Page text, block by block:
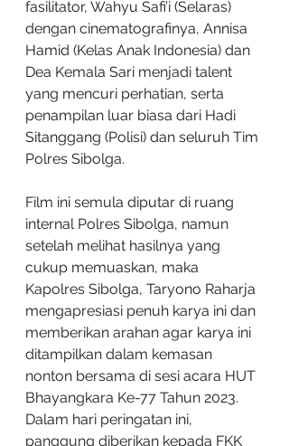
fasilitator, Wahyu Safi’i (Selaras)
dengan cinematografinya, Annisa
Hamid (Kelas Anak Indonesia) dan
Dea Kemala Sari menjadi talent
yang mencuri perhatian, serta
penampilan luar biasa dari Hadi
Sitanggang (Polisi) dan seluruh Tim
Polres Sibolga.
Film ini semula diputar di ruang
internal Polres Sibolga, namun
setelah melihat hasilnya yang
cukup memuaskan, maka
Kapolres Sibolga, Taryono Raharja
mengapresiasi penuh karya ini dan
memberikan arahan agar karya ini
ditampilkan dalam kemasan
nonton bersama di sesi acara HUT
Bhayangkara Ke-77 Tahun 2023.
Dalam hari peringatan ini,
panggung diberikan kepada FKK